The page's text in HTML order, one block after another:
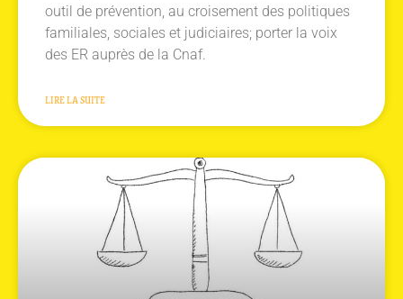
outil de prévention, au croisement des politiques
familiales, sociales et judiciaires; porter la voix
des ER auprès de la Cnaf.
LIRE LA SUITE